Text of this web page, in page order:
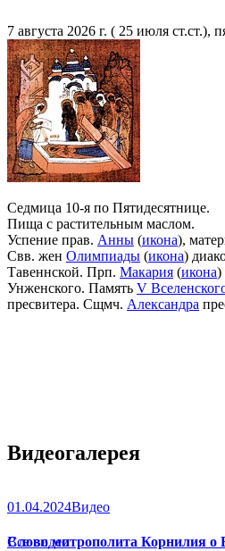
7 августа 2026 г. ( 25 июля ст.ст.),
Седмица 10-я по Пятидесятнице.
Пища с растительным маслом.
Успение прав. Анны (икона),
Свв. жен Олимпиады (икона)
Тавеннской. Прп. Макария (икона)
Унженского. Память V
пресвитера. Сщмч. Александра
Видеогалерея
01.04.2024Видео
Слово митрополита Корнилия о
Все видео